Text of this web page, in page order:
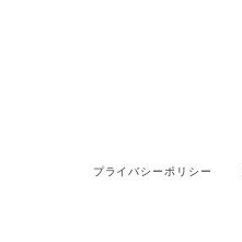
プライバシーポリシー